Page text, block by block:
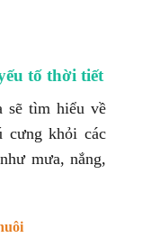
tố thời tiết
sẽ tìm hiểu về
cưng khỏi các
mưa, nắng,